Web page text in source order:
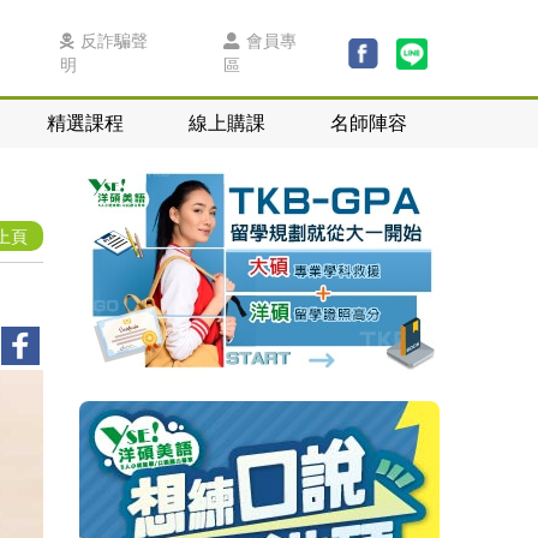
反詐騙聲
明
會員專
區
精選課程 線上購課 名師陣容
頁